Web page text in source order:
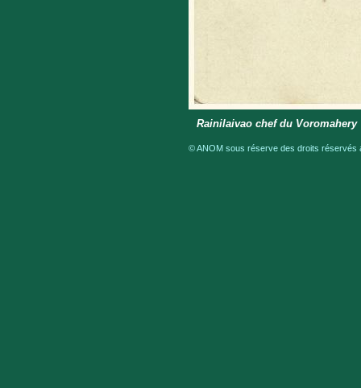
Rainilaivao chef du Voromahery
© ANOM sous réserve des droits réservés